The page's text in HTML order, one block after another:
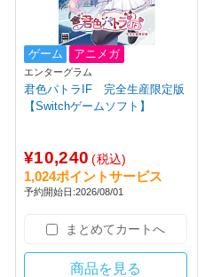
ゲーム アニメガ
エンターグラム
君色パトラIF 完全生産限定版
【Switchゲームソフト】
¥10,240 (税込)
1,024ポイントサービス
予約開始日:2026/08/01
まとめてカートへ
商品を見る